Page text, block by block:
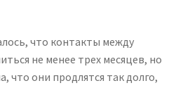
что контакты между
не менее трех месяцев, но
что они продлятся так долго,